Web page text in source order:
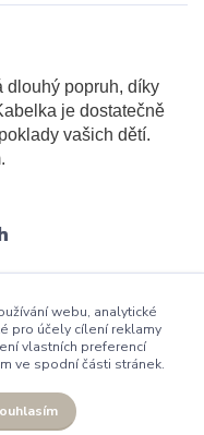
dlouhý popruh, díky
je dostatečně
vašich dětí.
webu, analytické
pro účely cílení reklamy
vlastních preferencí
ve spodní části stránek.